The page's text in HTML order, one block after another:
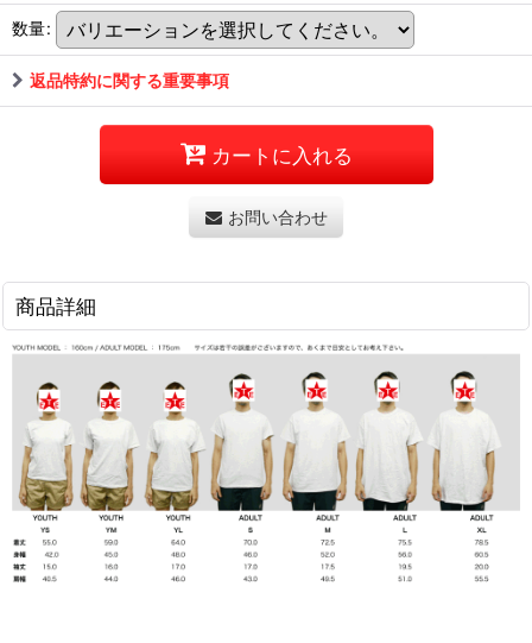
数量:
返品特約に関する重要事項
カートに入れる
お問い合わせ
商品詳細